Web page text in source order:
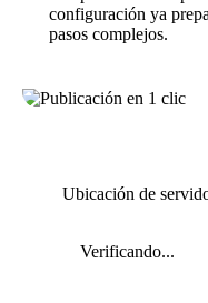
configuración ya
pasos complejos.
Ubicación de
Verificando...